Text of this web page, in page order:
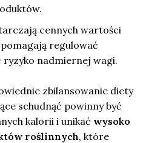
cennych wartości
regulować
ryzyko nadmiernej wagi.
zbilansowanie diety
schudnąć powinny być
kalorii i unikać wysoko
roślinnych, które